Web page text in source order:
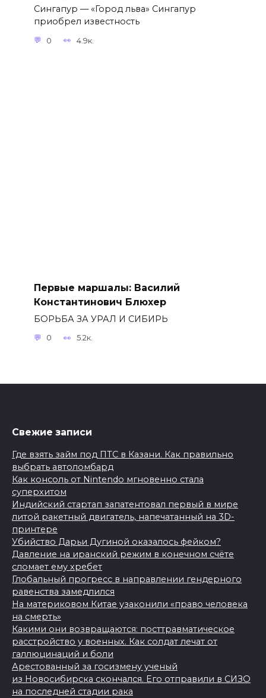
Сингапур — «Город льва» Сингапур
приобрел известность
0 4.9к.
Первые маршалы: Василий
Константинович Блюхер
БОРЬБА ЗА УРАЛ И СИБИРЬ
0 5.2к.
Свежие записи
Где взять займ под ПТС в Казани. Как правильно
выбрать автоломбард
Как консоль от Nintendo мгновенно стала
суперхитом
Индийский стартап запатентовал первый в мире
литой ракетный двигатель, напечатанный на 3D-
принтере
Убийство Дарьи Дугиной оказалось фейком?
Давление на иранский режим в конечном счёте
сломает ему хребет
Глобальный прогресс в направлении гендерного
равенства замедлился
На материковом Китае узаконили «право человека
на смерть»
Какими они возвращаются: посттравматическое
расстройство у военных. Как солдат лечат от
галлюцинаций и боли
Арестованный за госизмену ученый
из Новосибирска скончался. Его отправили в СИЗО
на последней стадии рака